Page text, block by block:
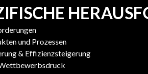
und Prozessen
& Effizienzsteigerung